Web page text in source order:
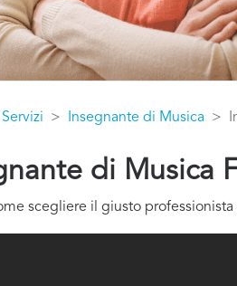
Servizi Insegnante di Musica
di Musica
scegliere il giusto professionista